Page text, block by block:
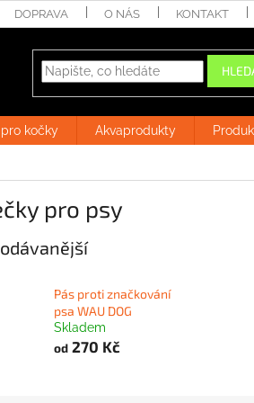
DOPRAVA O NÁS KONTAKT
kočky Akvaprodukty
pro psy
Pás proti značkování
psa WAU DOG
Skladem
od 270 Kč